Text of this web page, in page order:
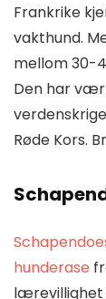
Frankrike
vakthund.
mellom 30-
Den har
Røde Kors.
hunderase
lærevillighet